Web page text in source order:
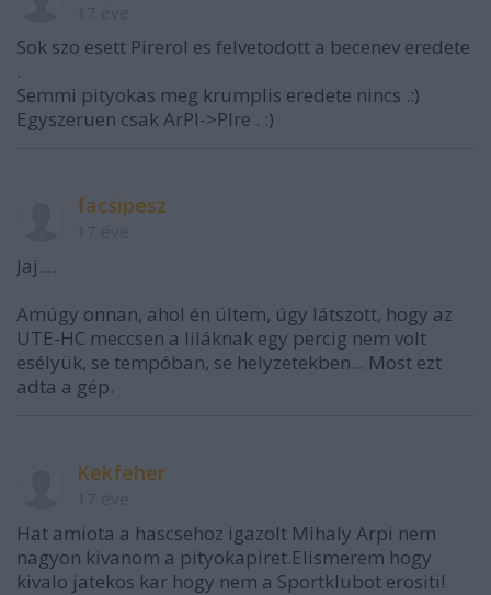
Sok szo esett Pirerol es felvetodott a becenev eredete
.
Semmi pityokas meg krumplis eredete nincs .:)
Egyszeruen csak ArPI->PIre . :)
facsipesz
Jaj....
Amúgy onnan, ahol én ültem, úgy látszott, hogy az
UTE-HC meccsen a liláknak egy percig nem volt
esélyük, se tempóban, se helyzetekben... Most ezt
adta a gép.
Kekfeher
Hat amiota a hascsehoz igazolt Mihaly Arpi nem
nagyon kivanom a pityokapiret.Elismerem hogy
kivalo jatekos kar hogy nem a Sportklubot erositi!